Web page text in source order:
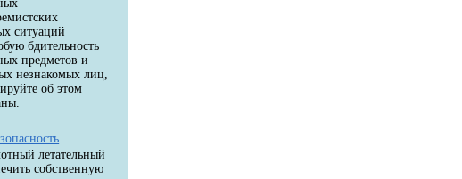
ситуаций
бдительность
предметов и
незнакомых лиц,
об этом
летательный
собственную